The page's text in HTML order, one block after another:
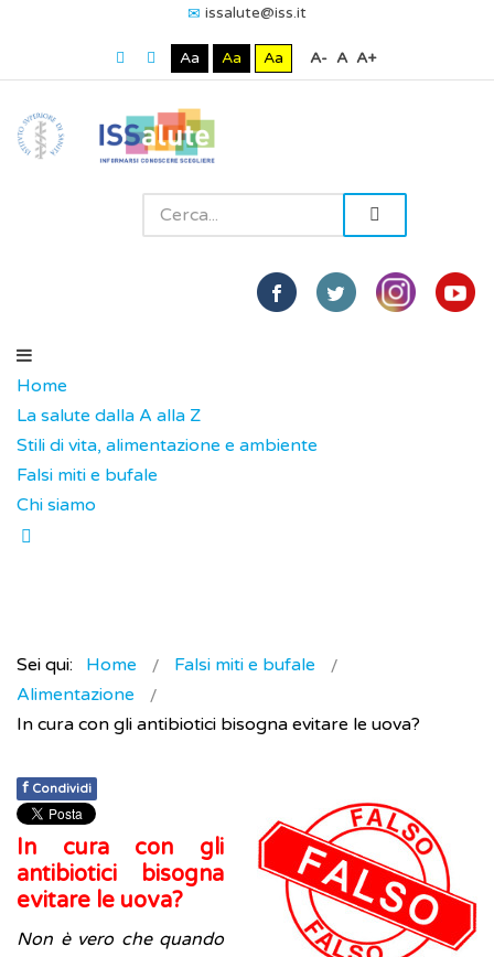
issalute@iss.it
Aa Aa Aa A- A A+
Home
La salute dalla A alla Z
Stili di vita, alimentazione e ambiente
Falsi miti e bufale
Chi siamo
Sei qui: Home
Falsi miti e bufale
Alimentazione
In cura con gli antibiotici bisogna evitare le uova?
f Condividi
In cura con gli
antibiotici bisogna
evitare le uova?
Non è vero che quando